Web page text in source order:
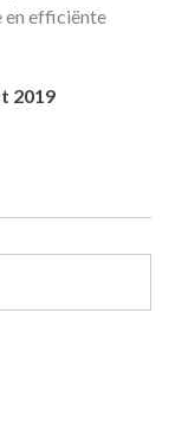
en efficiënte
2019